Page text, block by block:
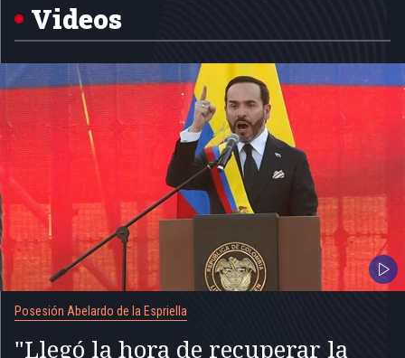
Videos
Posesión Abelardo de la Espriella
"Llegó la hora de recuperar la